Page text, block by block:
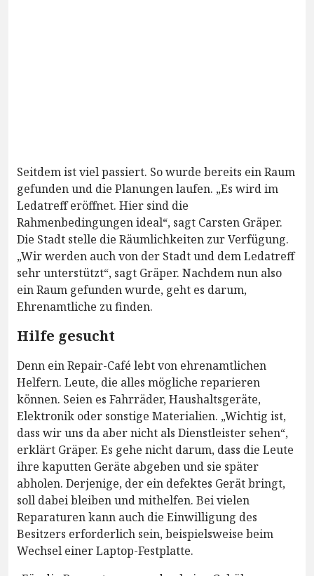
Seitdem ist viel passiert. So wurde bereits ein Raum
gefunden und die Planungen laufen. „Es wird im
Ledatreff eröffnet. Hier sind die
Rahmenbedingungen ideal“, sagt Carsten Gräper.
Die Stadt stelle die Räumlichkeiten zur Verfügung.
„Wir werden auch von der Stadt und dem Ledatreff
sehr unterstützt“, sagt Gräper. Nachdem nun also
ein Raum gefunden wurde, geht es darum,
Ehrenamtliche zu finden.
Hilfe gesucht
Denn ein Repair-Café lebt von ehrenamtlichen
Helfern. Leute, die alles mögliche reparieren
können. Seien es Fahrräder, Haushaltsgeräte,
Elektronik oder sonstige Materialien. „Wichtig ist,
dass wir uns da aber nicht als Dienstleister sehen“,
erklärt Gräper. Es gehe nicht darum, dass die Leute
ihre kaputten Geräte abgeben und sie später
abholen. Derjenige, der ein defektes Gerät bringt,
soll dabei bleiben und mithelfen. Bei vielen
Reparaturen kann auch die Einwilligung des
Besitzers erforderlich sein, beispielsweise beim
Wechsel einer Laptop-Festplatte.